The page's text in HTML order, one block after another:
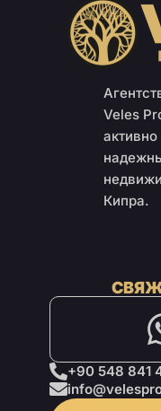
Veles
Кипра.
+90 548 841